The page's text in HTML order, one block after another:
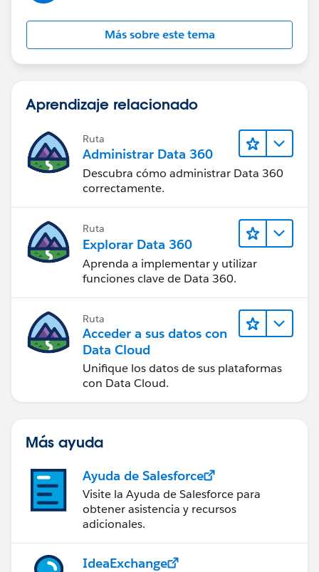
Más sobre este tema
Aprendizaje relacionado
Ruta
Administrar Data 360
Descubra cómo administrar Data 360
correctamente.
Ruta
Explorar Data 360
Aprenda a implementar y utilizar
funciones clave de Data 360.
Ruta
Acceder a sus datos con
Data Cloud
Unifique los datos de sus plataformas
con Data Cloud.
Más ayuda
Ayuda de Salesforce
Visite la Ayuda de Salesforce para
obtener asistencia y recursos
adicionales.
IdeaExchange